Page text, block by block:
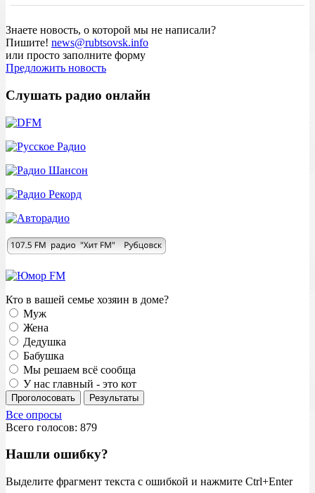
Знаете новость, о которой мы не написали?
Пишите! news@rubtsovsk.info
или просто заполните форму
Предложить новость
Слушать радио онлайн
Кто в вашей семье хозяин в доме?
Муж
Жена
Дедушка
Бабушка
Мы решаем всё сообща
У нас главный - это кот
Проголосовать Результаты
Все опросы
Всего голосов: 879
Нашли ошибку?
Выделите фрагмент текста с ошибкой и нажмите Ctrl+Enter